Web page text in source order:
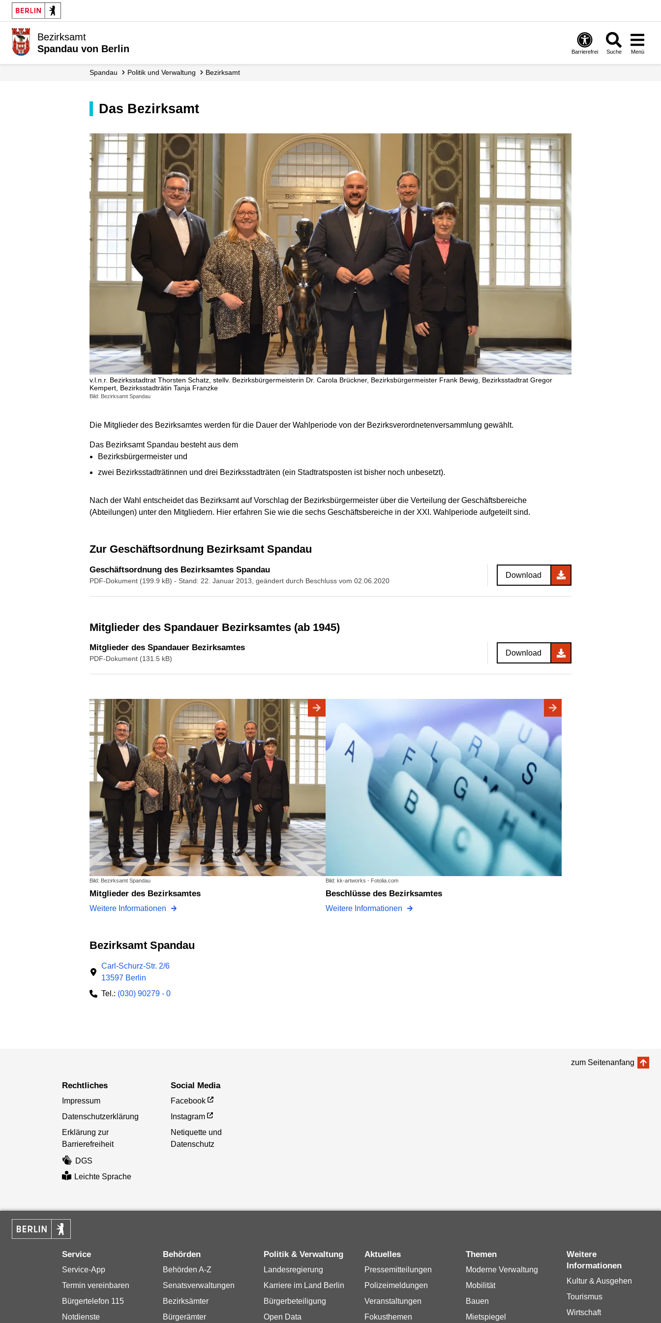
Bezirksamt
Spandau von Berlin
Barrierefrei Suche Menü
Spandau Politik und Verwaltung Bezirksamt
Das Bezirksamt
v.l.n.r. Bezirksstadtrat Thorsten Schatz, stellv. Bezirksbürgermeisterin Dr. Carola Brückner, Bezirksbürgermeister Frank Bewig, Bezirksstadtrat Gregor
Kempert, Bezirksstadträtin Tanja Franzke
Bild: Bezirksamt Spandau
Die Mitglieder des Bezirksamtes werden für die Dauer der Wahlperiode von der Bezirksverordnetenversammlung gewählt.
Das Bezirksamt Spandau besteht aus dem
Bezirksbürgermeister und
zwei Bezirksstadträtinnen und drei Bezirksstadträten (ein Stadtratsposten ist bisher noch unbesetzt).
Nach der Wahl entscheidet das Bezirksamt auf Vorschlag der Bezirksbürgermeister über die Verteilung der Geschäftsbereiche
(Abteilungen) unter den Mitgliedern. Hier erfahren Sie wie die sechs Geschäftsbereiche in der XXI. Wahlperiode aufgeteilt sind.
Zur Geschäftsordnung Bezirksamt Spandau
Geschäftsordnung des Bezirksamtes Spandau
PDF-Dokument (199.9 kB) - Stand: 22. Januar 2013, geändert durch Beschluss vom 02.06.2020
Download
Mitglieder des Spandauer Bezirksamtes (ab 1945)
Mitglieder des Spandauer Bezirksamtes
PDF-Dokument (131.5 kB)
Download
Bild: Bezirksamt Spandau
Mitglieder des Bezirksamtes
Weitere Informationen
Bild: kk-artworks - Fotolia.com
Beschlüsse des Bezirksamtes
Weitere Informationen
Bezirksamt Spandau
Carl-Schurz-Str. 2/6
13597 Berlin
Tel.: (030) 90279 - 0
zum Seitenanfang
Rechtliches
Impressum
Datenschutzerklärung
Erklärung zur
Barrierefreiheit
DGS
Leichte Sprache
Social Media
Facebook
Instagram
Netiquette und
Datenschutz
Service
Service-App
Termin vereinbaren
Bürgertelefon 115
Notdienste
Behörden
Behörden A-Z
Senatsverwaltungen
Bezirksämter
Bürgerämter
Politik & Verwaltung
Landesregierung
Karriere im Land Berlin
Bürgerbeteiligung
Open Data
Aktuelles
Pressemitteilungen
Polizeimeldungen
Veranstaltungen
Fokusthemen
Themen
Moderne Verwaltung
Mobilität
Bauen
Mietspiegel
Weitere
Informationen
Kultur & Ausgehen
Tourismus
Wirtschaft